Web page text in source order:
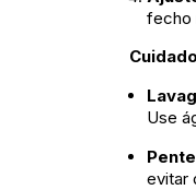
fecho
Use
evitar